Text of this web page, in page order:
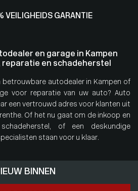
VEILIGHEIDS GARANTIE
en garage in Kampen
reparatie en schadeherstel
betrouwbare autodealer in Kampen of
voor reparatie van uw auto? Auto
een vertrouwd adres voor klanten uit
Of het nu gaat om de inkoop en
of een deskundige
staan voor u klaar.
BINNEN